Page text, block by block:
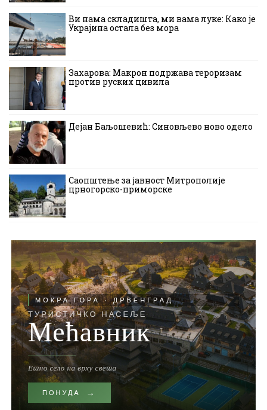
Ви нама складишта, ми вама луке: Како је
Украјина остала без мора
Захарова: Макрон подржава тероризам
против руских цивила
Дејан Баљошевић: Синовљево ново одело
Саопштење за јавност Митрополије
црногорско-приморске